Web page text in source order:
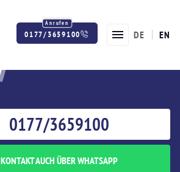
0177/3659100 DE EN
0177/3659100
KONTAKT AUCH ÜBER WHATSAPP